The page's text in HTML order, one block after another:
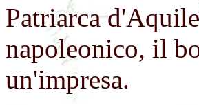
Patriarca
napoleonico, il
un'impresa.